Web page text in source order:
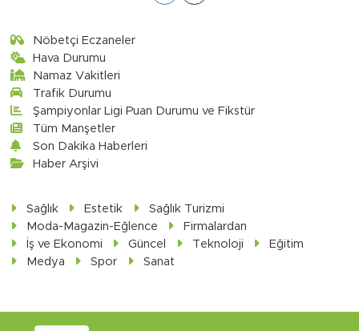
Nöbetçi Eczaneler
Hava Durumu
Namaz Vakitleri
Trafik Durumu
Şampiyonlar Ligi Puan Durumu ve Fikstür
Tüm Manşetler
Son Dakika Haberleri
Haber Arşivi
Sağlık Estetik
Sağlık Turizmi
Moda-Magazin-Eğlence
Firmalardan
İş ve Ekonomi
Güncel Teknoloji
Eğitim
Medya
Spor Sanat